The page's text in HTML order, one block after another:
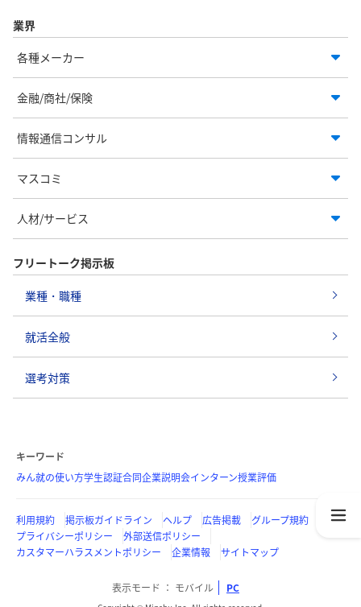
業界
各種メーカー
金融/商社/保険
情報通信コンサル
マスコミ
人材/サービス
フリートーク掲示板
業種・職種
就活全般
選考対策
キーワード
みん就の使い方学生認証合同企業説明会インターン授業評価
利用規約 掲示板ガイドライン ヘルプ 広告掲載
グループ規約
プライバシーポリシー
外部送信ポリシー
カスタマーハラスメントポリシー
企業情報 サイトマップ
表示モード モバイル PC